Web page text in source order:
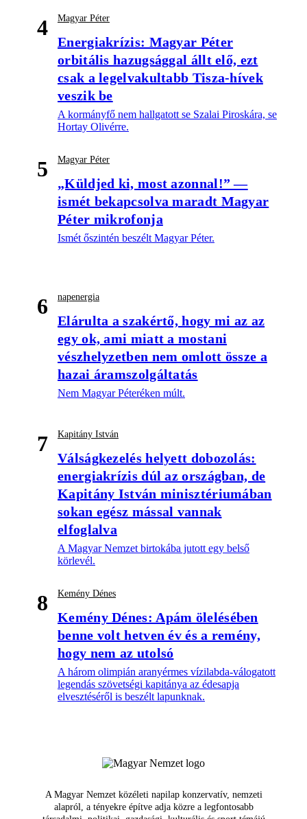
4 Magyar Péter
Energiakrízis: Magyar Péter
orbitális hazugsággal állt elő, ezt
csak a legelvakultabb Tisza-hívek
veszik be
A kormányfő nem hallgatott se Szalai Piroskára, se
Hortay Olivérre.
5 Magyar Péter
„Küldjed ki, most azonnal!” —
ismét bekapcsolva maradt Magyar
Péter mikrofonja
Ismét őszintén beszélt Magyar Péter.
6 napenergia
Elárulta a szakértő, hogy mi az az
egy ok, ami miatt a mostani
vészhelyzetben nem omlott össze a
hazai áramszolgáltatás
Nem Magyar Péteréken múlt.
7 Kapitány István
Válságkezelés helyett dobozolás:
energiakrízis dúl az országban, de
Kapitány István minisztériumában
sokan egész mással vannak
elfoglalva
A Magyar Nemzet birtokába jutott egy belső
körlevél.
8 Kemény Dénes
Kemény Dénes: Apám ölelésében
benne volt hetven év és a remény,
hogy nem az utolsó
A három olimpián aranyérmes vízilabda-válogatott
legendás szövetségi kapitánya az édesapja
elvesztéséről is beszélt lapunknak.
A Magyar Nemzet közéleti napilap konzervatív, nemzeti
alapról, a tényekre építve adja közre a legfontosabb